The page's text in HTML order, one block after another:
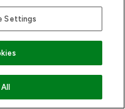
Settings